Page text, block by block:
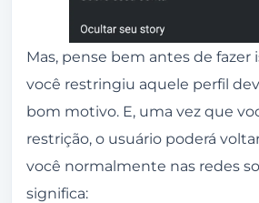
Mas, pense bem antes de fazer
você restringiu aquele perfil
bom motivo. E, uma vez que
restrição, o usuário poderá
você normalmente nas redes
significa: